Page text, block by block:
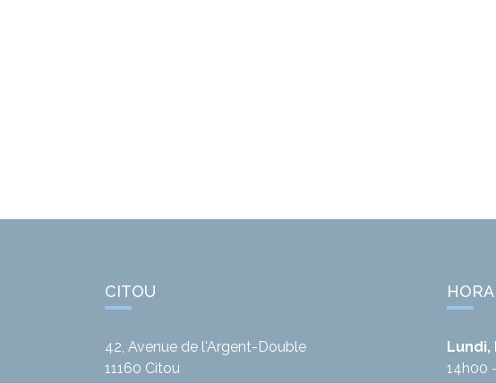
CITOU
42, Avenue de l'Argent-Double
11160 Citou
14h00